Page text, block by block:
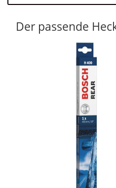
Der passende